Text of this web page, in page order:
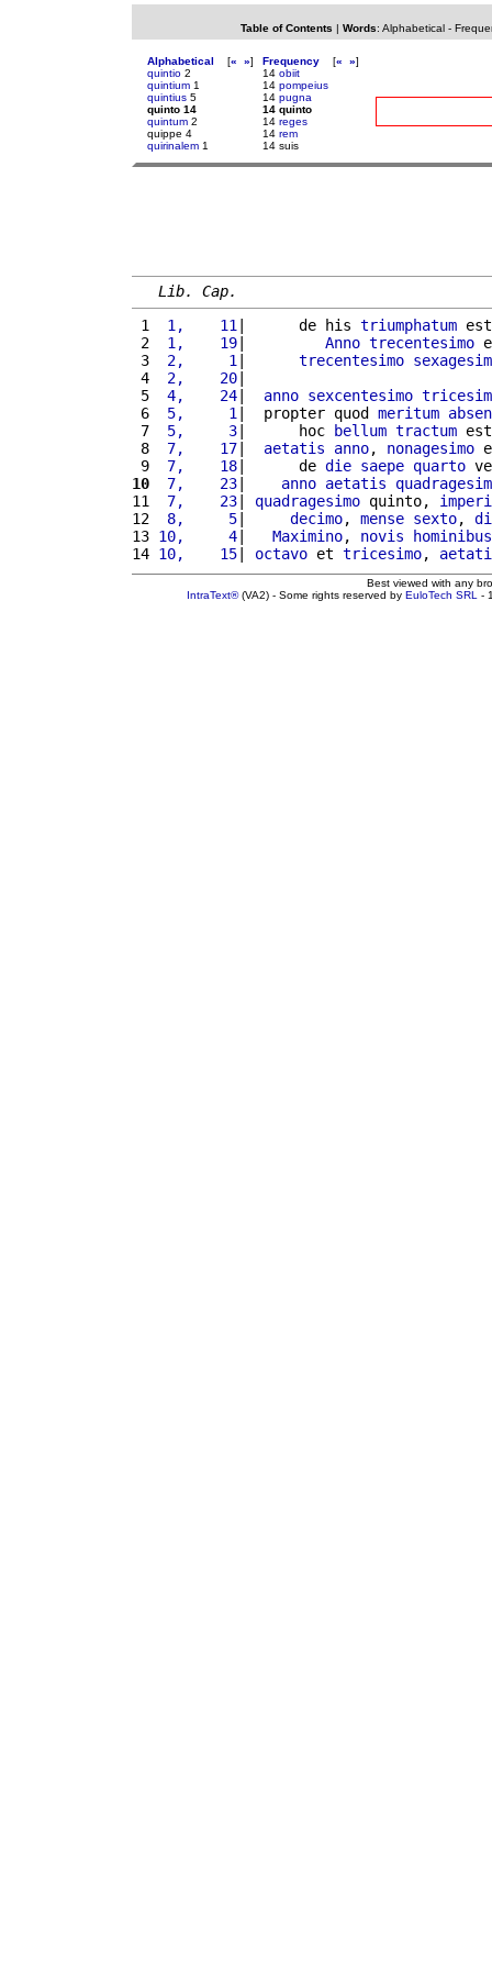
Table of Contents | Words: Alphabetical-
Alphabetical [« »]
quintio 2
quintium 1
quintius 5
quinto 14
quintum 2
quippe 4
quirinalem 1
Frequency [« »]
14 obiit
14 pompeius
14 pugna
14 quinto
14 reges
14 rem
14 suis
Lib. Cap.
1
1,    11 |      de his triumphatum
2
1,    19| Anno trecentesimo
3
2,     1 | trecentesimo
4
2,    20
5
4,    24| anno sexcentesimo
6
5,     1 |  propter quod meritum
7
5,     3|      hoc bellum tractum
8
7,    17| aetatis anno, nonagesimo
9
7,    18|      de die saepe quarto
10
7,    23| anno aetatis
11
7,    23| quadragesimo quinto,
12
8,     5| decimo, mense sexto,
13 10,     4| Maximino, novis
hominibus
14 10,    15| octavo et tricesimo,
Best viewed with any
IntraText®(VA2) - Some rights reserved by EuloTech SRL -